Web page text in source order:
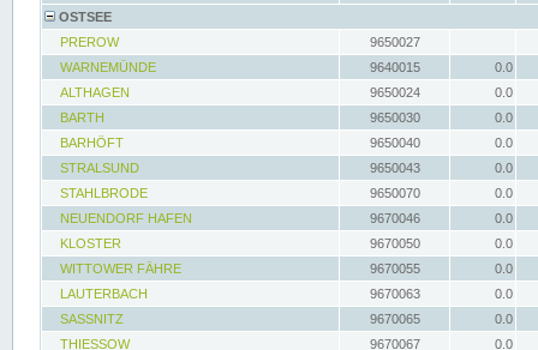
OSTSEE
PREROW
9650027
WARNEMÜNDE
9640015
0.0
ALTHAGEN
9650024
0.0
BARTH
9650030
0.0
BARHÖFT
9650040
0.0
STRALSUND
9650043
0.0
STAHLBRODE
9650070
0.0
NEUENDORF HAFEN
9670046
0.0
KLOSTER
9670050
0.0
WITTOWER FÄHRE
9670055
0.0
LAUTERBACH
9670063
0.0
SASSNITZ
9670065
0.0
THIESSOW
9670067
0.0